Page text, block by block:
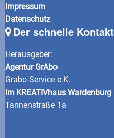
Impressum
Datenschutz
Der schnelle Kontakt
Herausgeber:
Agentur GrAbo
Grabo-Service e.K.
Im KREATIVhaus Wardenburg
Tannenstraße 1a